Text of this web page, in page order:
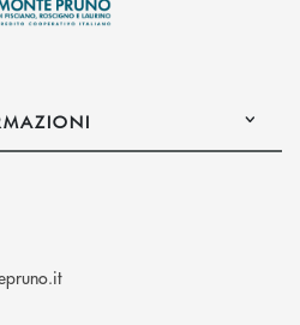
(si apre l’app di posta